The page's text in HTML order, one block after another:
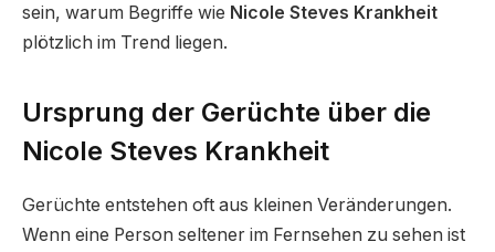
sein, warum Begriffe wie Nicole Steves Krankheit
plötzlich im Trend liegen.
Ursprung der Gerüchte über die
Nicole Steves Krankheit
Gerüchte entstehen oft aus kleinen Veränderungen.
Wenn eine Person seltener im Fernsehen zu sehen ist